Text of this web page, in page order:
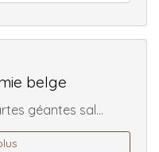
belge
géantes sal...